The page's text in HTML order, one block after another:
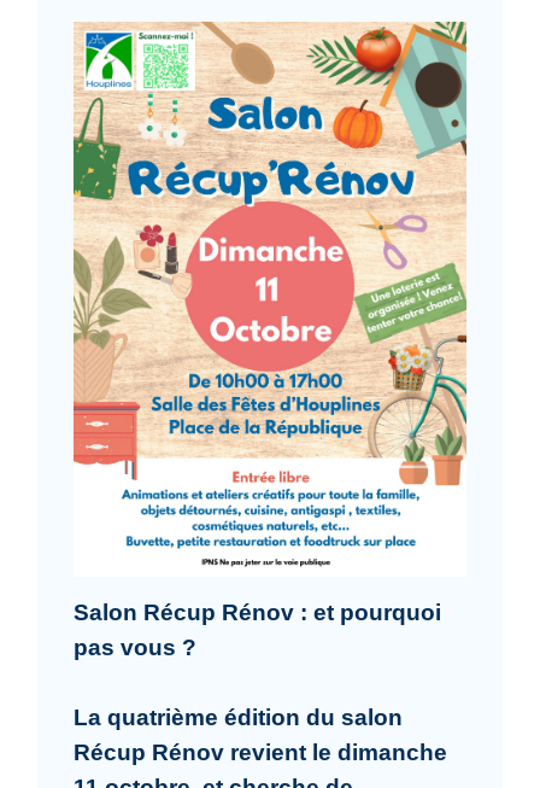
Salon Récup Rénov : et pourquoi
pas vous ?
La quatrième édition du salon
Récup Rénov revient le dimanche